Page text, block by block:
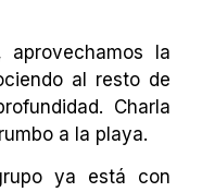
la
al resto de
Charla
a la playa.
ya está con